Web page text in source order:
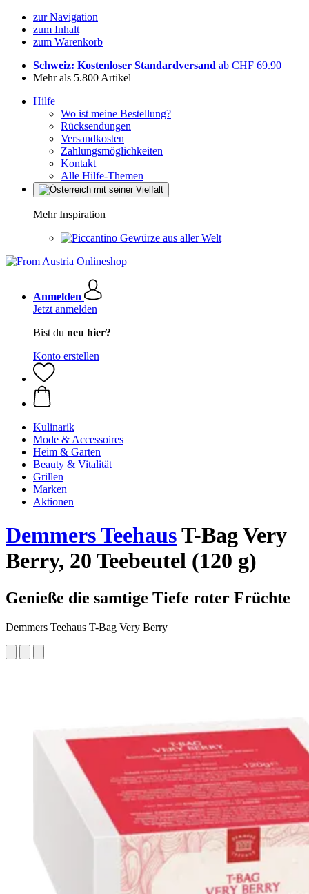
zur Navigation
zum Inhalt
zum Warenkorb
Schweiz: Kostenloser Standardversand ab CHF 69.90
Mehr als 5.800 Artikel
Hilfe
Wo ist meine Bestellung?
Rücksendungen
Versandkosten
Zahlungsmöglichkeiten
Kontakt
Alle Hilfe-Themen
Mehr Inspiration
Gewürze aus aller Welt
Anmelden
Jetzt anmelden
Bist du neu hier?
Konto erstellen
Kulinarik
Mode & Accessoires
Heim & Garten
Beauty & Vitalität
Grillen
Marken
Aktionen
Demmers TeehausT-Bag Very
Berry, 20 Teebeutel (120 g)
Genieße die samtige Tiefe roter Früchte
Demmers Teehaus T-Bag Very Berry